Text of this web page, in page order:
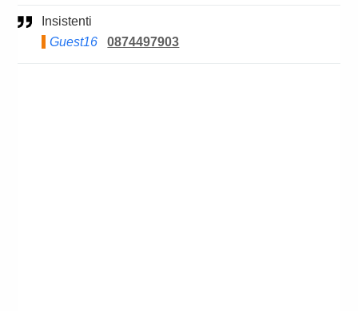
Insistenti
Guest16
0874497903